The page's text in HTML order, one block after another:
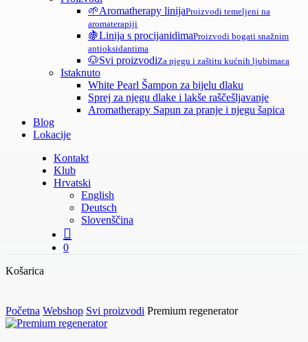
🌱Aromatherapy linijaProizvodi temeljeni na
aromaterapiji
🍇Linija s procijanidimaProizvodi bogati snažnim
antioksidantima
🐶Svi proizvodiZa njegu i zaštitu kućnih ljubimaca
Istaknuto
White Pearl Šampon za bijelu dlaku
Sprej za njegu dlake i lakše raščešljavanje
Aromatherapy Sapun za pranje i njegu šapica
Blog
Lokacije
Kontakt
Klub
Hrvatski
English
Deutsch
Slovenščina
0
Košarica
Početna Webshop Svi proizvodi Premium regenerator